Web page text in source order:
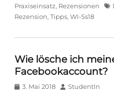
Praxiseinsatz, Rezensionen
Rezension, Tipps, WI-Ss18
Wie lösche ich
Facebookaccount?
Posted
3. Mai 2018 Author
StudentIn